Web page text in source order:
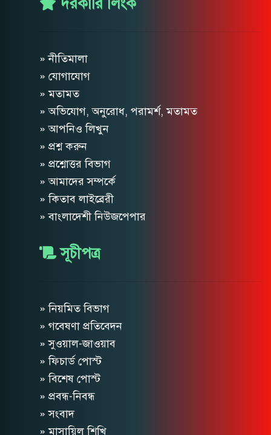
» নীতিমালা
» যোগাযোগ
» মতামত
» অভিযোগ, অনুরোধ, পরামর্শ, মতামত
» আপনিও লিখুন
» প্রশ্ন করুন
» প্রশ্নোত্তর বিভাগ
» আমাদের সম্পর্কে
» কিতাব লাইব্রেরী
» বাংলাদেশী নিউজপেপার
সূচীপত্র
» নিয়মিত বিভাগ
» গবেষণা প্রতিবেদন
» সুওয়াল-জাওয়াব
» ফিচার্ড পোস্ট
» বিশেষ পোস্ট
» প্রবন্ধ-নিবন্ধ
» সংবাদ
» মাসায়িল শিখি